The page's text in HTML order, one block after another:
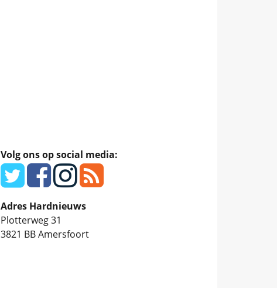
Volg ons op social media:
Adres Hardnieuws
Plotterweg 31
3821 BBAmersfoort